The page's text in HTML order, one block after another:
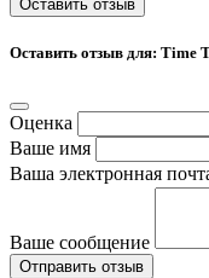
Оставить отзыв
Оставить отзыв для: Time
Оценка
Ваше имя
Ваша электронная
Ваше сообщение
Отправить отзыв